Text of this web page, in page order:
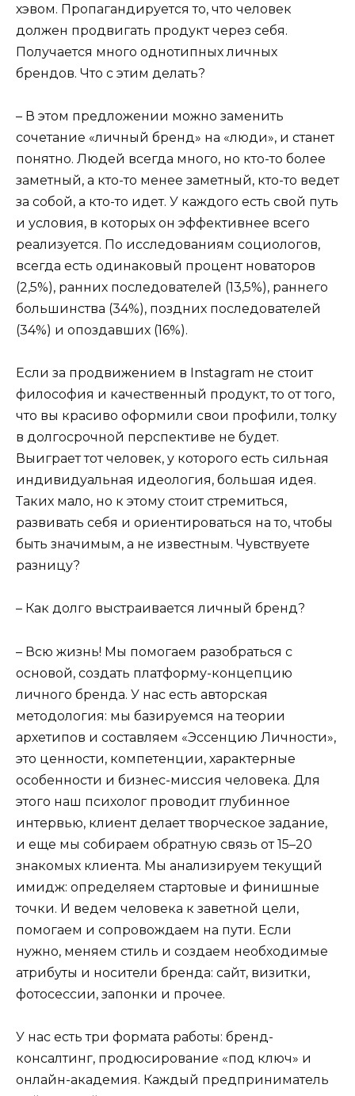
хэвом. Пропагандируется то, что человек
должен продвигать продукт через себя.
Получается много однотипных личных
брендов. Что с этим делать?
– В этом предложении можно заменить
сочетание «личный бренд» на «люди», и станет
понятно. Людей всегда много, но кто-то более
заметный, а кто-то менее заметный, кто-то ведет
за собой, а кто-то идет. У каждого есть свой путь
и условия, в которых он эффективнее всего
реализуется. По исследованиям социологов,
всегда есть одинаковый процент новаторов
(2,5%), ранних последователей (13,5%), раннего
большинства (34%), поздних последователей
(34%) и опоздавших (16%).
Если за продвижением в Instagram не стоит
философия и качественный продукт, то от того,
что вы красиво оформили свои профили, толку
в долгосрочной перспективе не будет.
Выиграет тот человек, у которого есть сильная
индивидуальная идеология, большая идея.
Таких мало, но к этому стоит стремиться,
развивать себя и ориентироваться на то, чтобы
быть значимым, а не известным. Чувствуете
разницу?
– Как долго выстраивается личный бренд?
– Всю жизнь! Мы помогаем разобраться с
основой, создать платформу-концепцию
личного бренда. У нас есть авторская
методология: мы базируемся на теории
архетипов и составляем «Эссенцию Личности»,
это ценности, компетенции, характерные
особенности и бизнес-миссия человека. Для
этого наш психолог проводит глубинное
интервью, клиент делает творческое задание,
и еще мы собираем обратную связь от 15–20
знакомых клиента. Мы анализируем текущий
имидж: определяем стартовые и финишные
точки. И ведем человека к заветной цели,
помогаем и сопровождаем на пути. Если
нужно, меняем стиль и создаем необходимые
атрибуты и носители бренда: сайт, визитки,
фотосессии, запонки и прочее.
У нас есть три формата работы: бренд-
консалтинг, продюсирование «под ключ» и
онлайн-академия. Каждый предприниматель